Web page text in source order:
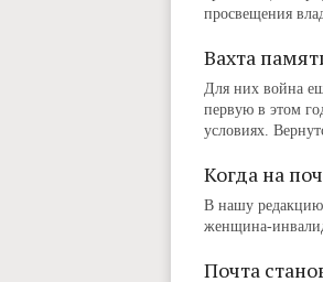
просвещения
Вахта
Для них война
первую в этом
условиях.
Когда на
В нашу редакцию
женщина-
Почта